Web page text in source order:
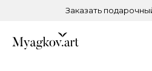
Заказать